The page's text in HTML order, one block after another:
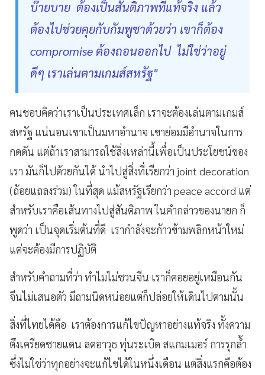
บ๊ายบาย ต้องเป็นสันติภาพที่แท้จริง แล้ว
ต้องไปช่วยคุยกับกัมพูชาด้วยว่า เขาก็ต้อง
compromise ต้องถอนออกไป ไม่ใช่ว่าอยู่
ดีๆ เราเล่นตามเกมส์สหรัฐ"
คนชอบคิดว่าเราเป็นประเทศเล็ก เราจะต้องเล่นตามเกมส์
สหรัฐ แน่นอนเขาเป็นมหาอำนาจ เขาย่อมมีอำนาจในการ
กดดัน แต่ถ้าเราสามารถใช้สิ่งเหล่านี้เพื่อเป็นประโยชน์ของ
เรา มันก็ไปด้วยกันได้ นำไปสู่สิ่งที่เรียกว่า joint decoration
(ถ้อยแถลงร่วม) ในที่สุด แม้สหรัฐเรียกว่า peace accord แต่
สำหรับเราคือเส้นทางไปสู่สันติภาพ ในคำกล่าวของนายก ก็
พูดว่า เป็นจุดเริ่มต้นที่ดี เรากำลังจะก้าวข้ามพลิกหน้าใหม่
แต่จะต้องมีการปฏิบัติ
สำหรับคำถามที่ว่า ทำไมไม่ชวนจีน เราก็คอยอยู่เหมือนกัน
จีนไม่เสนอตัว มีถามนิดหน่อยแต่ก็ปล่อยให้เดินไปตามนั้น
สิ่งที่ไทยได้คือ เราต้องการแก้ไขปัญหาอย่างแท้จริง ทั้งความ
ตึงเครียดชายแดน ลดอาวุธ ทุ่นระเบิด สแกมเมอร์ การรุกล้ำ
ซึ่งไม่ใช่ว่าทุกอย่างจะแก้ไขได้ในหนึ่งเดือน แต่สิ่งแรกคือต้อง